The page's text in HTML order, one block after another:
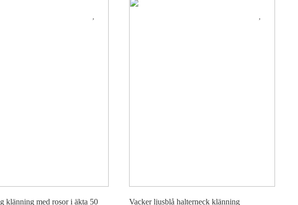
klänning med rosor i äkta 50
Vacker ljusblå halterneck klänning